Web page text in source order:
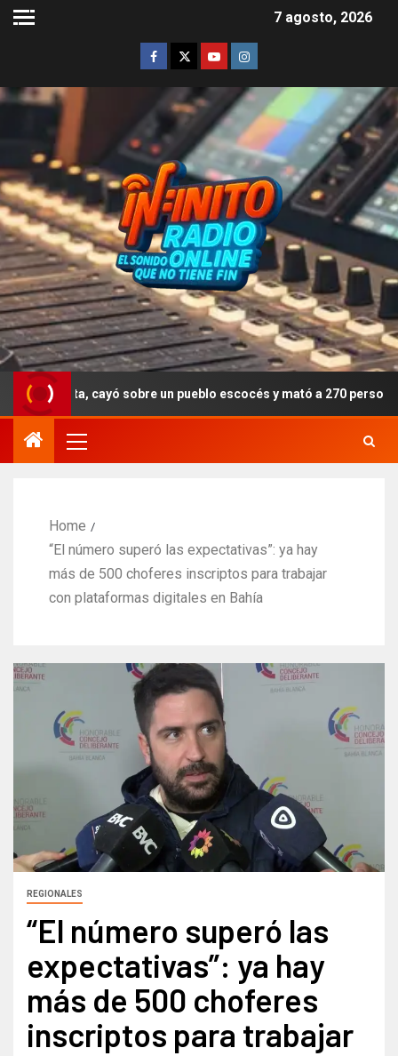
7 agosto, 2026
cayó sobre un pueblo escocés y mató a 270 personas
Home
“El número superó las expectativas”: ya hay
más de 500 choferes inscriptos para trabajar
con plataformas digitales en Bahía​
REGIONALES
“El número superó las
expectativas”: ya hay
más de 500 choferes
inscriptos para trabajar